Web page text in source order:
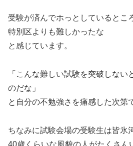
受験が済んでホっとしているとこ
特別区よりも難しかったな
と感じています。
「こんな難しい試験を突破しない
のだな」
と自分の不勉強さを痛感した次第
ちなみに試験会場の受験生は皆氷
40歳くらいな風貌の人がたくさん